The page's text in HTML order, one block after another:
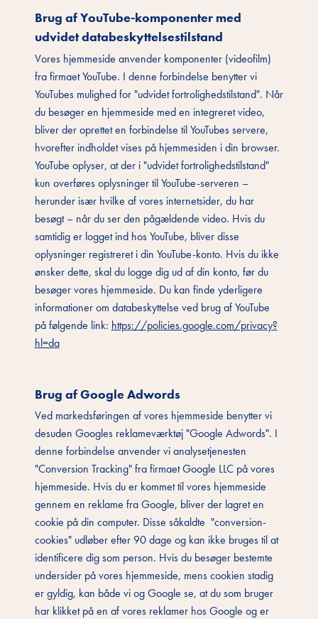
Brug af YouTube-komponenter med
udvidet databeskyttelsestilstand
Vores hjemmeside anvender komponenter (videofilm)
fra firmaet YouTube. I denne forbindelse benytter vi
YouTubes mulighed for "udvidet fortrolighedstilstand". Når
du besøger en hjemmeside med en integreret video,
bliver der oprettet en forbindelse til YouTubes servere,
hvorefter indholdet vises på hjemmesiden i din browser.
YouTube oplyser, at der i "udvidet fortrolighedstilstand"
kun overføres oplysninger til YouTube-serveren –
herunder især hvilke af vores internetsider, du har
besøgt – når du ser den pågældende video. Hvis du
samtidig er logget ind hos YouTube, bliver disse
oplysninger registreret i din YouTube-konto. Hvis du ikke
ønsker dette, skal du logge dig ud af din konto, før du
besøger vores hjemmeside. Du kan finde yderligere
informationer om databeskyttelse ved brug af YouTube
på følgende link: https://policies.google.com/privacy?
hl=da
Brug af Google Adwords
Ved markedsføringen af vores hjemmeside benytter vi
desuden Googles reklameværktøj "Google Adwords". I
denne forbindelse anvender vi analysetjenesten
"Conversion Tracking" fra firmaet Google LLC på vores
hjemmeside. Hvis du er kommet til vores hjemmeside
gennem en reklame fra Google, bliver der lagret en
cookie på din computer. Disse såkaldte "conversion-
cookies" udløber efter 90 dage og kan ikke bruges til at
identificere dig som person. Hvis du besøger bestemte
undersider på vores hjemmeside, mens cookien stadig
er gyldig, kan både vi og Google se, at du som bruger
har klikket på en af vores reklamer hos Google og er